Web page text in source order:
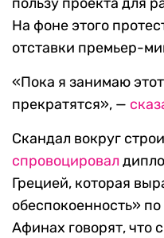
На фоне этого
отставки премьер-
«Пока я занимаю
прекратятся», —
Скандал вокруг
спровоцировал
Грецией, которая
обеспокоенность»
Афинах говорят, что